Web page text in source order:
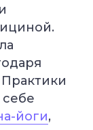
йоги,